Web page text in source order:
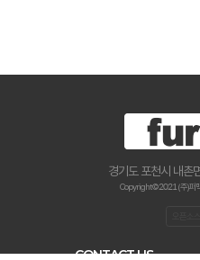
경기도 포천시 내촌
Copyright © 2021 (주)퍼
CONTACT US